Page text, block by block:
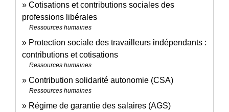
Cotisations et contributions sociales des
professions libérales
Ressources humaines
Protection sociale des travailleurs indépendants :
contributions et cotisations
Ressources humaines
Contribution solidarité autonomie (CSA)
Ressources humaines
Régime de garantie des salaires (AGS)